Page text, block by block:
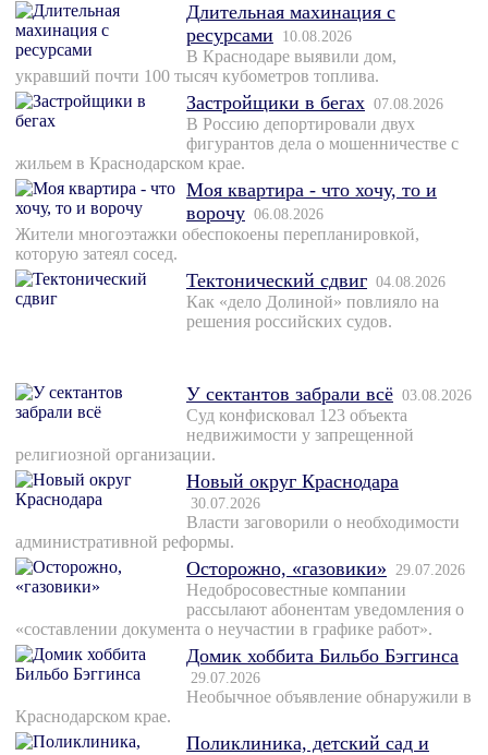
Длительная махинация с
ресурсами
10.08.2026
В Краснодаре выявили дом,
укравший почти 100 тысяч кубометров топлива.
Застройщики в бегах 07.08.2026
В Россию депортировали двух
фигурантов дела о мошенничестве с
жильем в Краснодарском крае.
Моя квартира - что хочу, то и
ворочу 06.08.2026
Жители многоэтажки обеспокоены перепланировкой,
которую затеял сосед.
Тектонический сдвиг 04.08.2026
Как «дело Долиной» повлияло на
решения российских судов.
У сектантов забрали всё 03.08.2026
Суд конфисковал 123 объекта
недвижимости у запрещенной
религиозной организации.
Новый округ Краснодара
30.07.2026
Власти заговорили о необходимости
административной реформы.
Осторожно, «газовики» 29.07.2026
Недобросовестные компании
рассылают абонентам уведомления о
«составлении документа о неучастии в графике работ».
Домик хоббита Бильбо Бэггинса
29.07.2026
Необычное объявление обнаружили в
Краснодарском крае.
Поликлиника, детский сад и